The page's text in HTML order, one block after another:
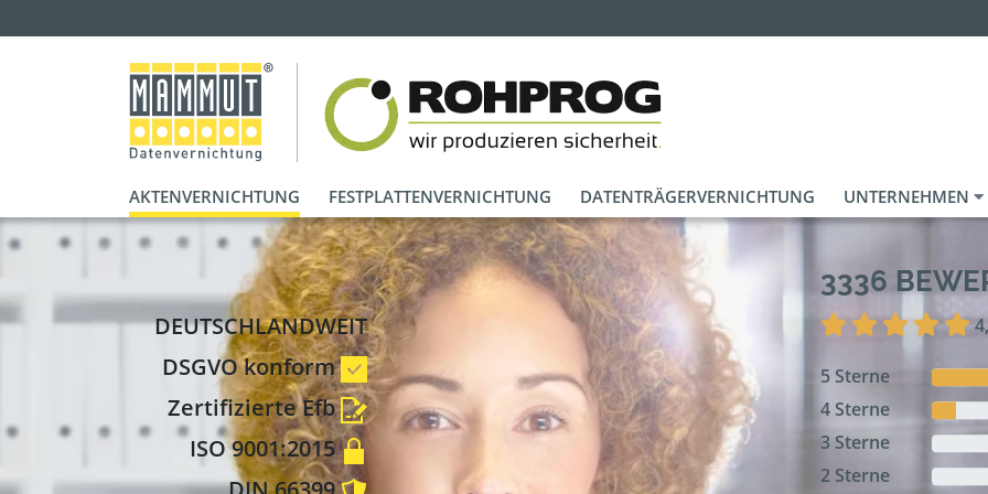
AKTENVERNICHTUNG FESTPLATTENVERNICHTUNG DATENTRÄGERVERNICHTUNG UNTERNEHMEN
DEUTSCHLANDWEIT
DSGVO konform
Zertifizierte Efb
ISO 9001:2015
3336
5 Sterne
4 Sterne
3 Sterne
2 Sterne